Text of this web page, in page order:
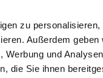
zu
Außerdem
und
die Sie ihnen